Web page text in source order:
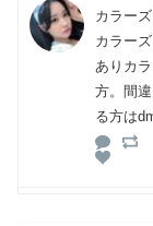
カラー
カラー
ありカ
方。間
る方は